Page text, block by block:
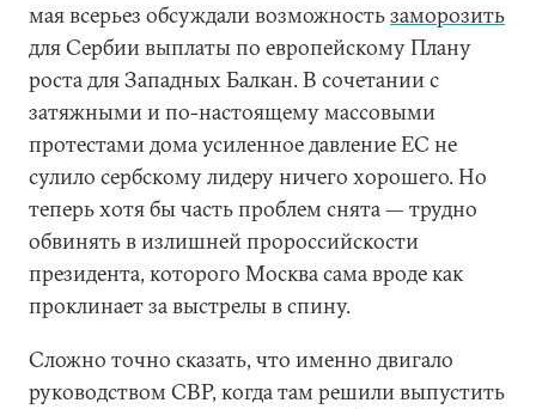
мая всерьез обсуждали возможностьзаморозить
для Сербии выплаты по европейскому Плану
роста для Западных Балкан. В сочетании с
затяжными и по-настоящему массовыми
протестами дома усиленное давление ЕС не
сулило сербскому лидеру ничего хорошего. Но
теперь хотя бы часть проблем снята — трудно
обвинять в излишней пророссийскости
президента, которого Москва сама вроде как
проклинает за выстрелы в спину.
Сложно точно сказать, что именно двигало
руководством СВР, когда там решили выпустить